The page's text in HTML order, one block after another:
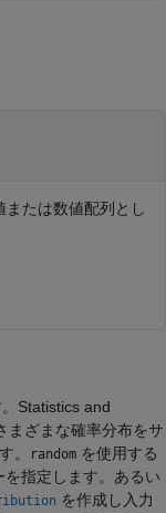
たは数値配列とし
Statistics and
ざまな確率分布をサ
。 random を使用する
指定します。あるい
を作成し入力